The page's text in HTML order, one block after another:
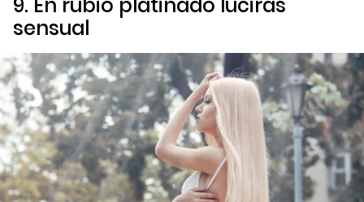
9. En rubio platinado lucirás
sensual